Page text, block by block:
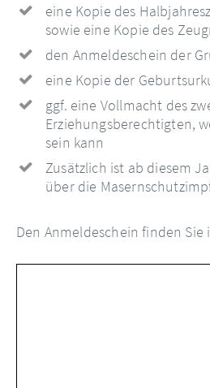
eine Kopie des
sowie eine Kopie des
den Anmeldeschein der
eine Kopie der
ggf. eine Vollmacht des
Erziehungsberechtigten,
sein kann
Zusätzlich ist ab diesem
über die
Den Anmeldeschein finden Sie